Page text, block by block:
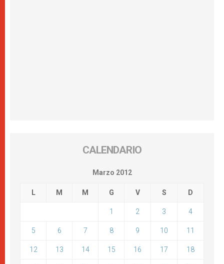
CALENDARIO
Marzo 2012
L M M G V S D
1 2 3 4
5 6 7 8 9 10 11
12 13 14 15 16 17 18